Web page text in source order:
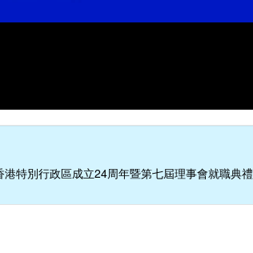
特別行政區成立24周年暨第七屆理事會就職典禮